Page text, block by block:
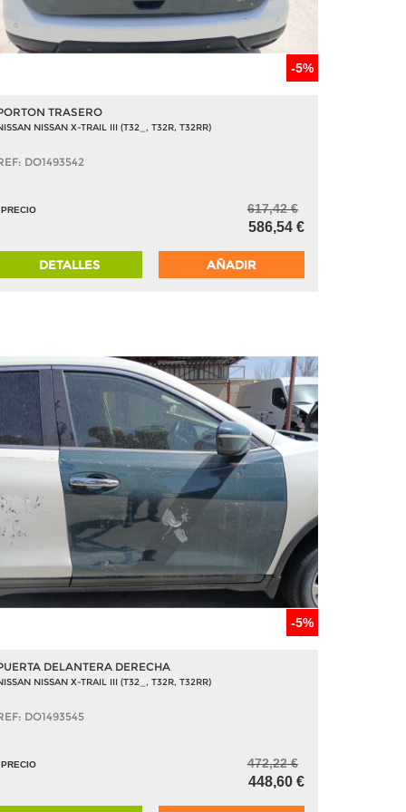
-5%
TRASERO
NISSAN X-TRAIL III (T32_, T32R, T32RR)
DO1493542
PRECIO 617,42 €
586,54 €
DETALLES AÑADIR
-5%
DELANTERA DERECHA
NISSAN X-TRAIL III (T32_, T32R, T32RR)
DO1493545
PRECIO 472,22 €
448,60 €